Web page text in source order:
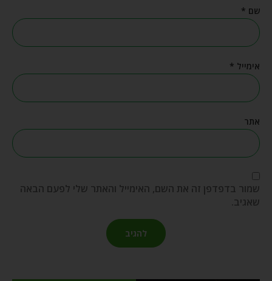
שם *
אימייל *
אתר
שמור בדפדפן זה את השם, האימייל והאתר שלי לפעם הבאה
שאגיב.